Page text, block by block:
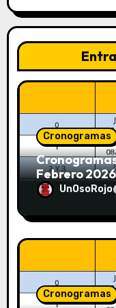
Cronogramas
Febrero 2026
UnOsoRojo
Cronogramas